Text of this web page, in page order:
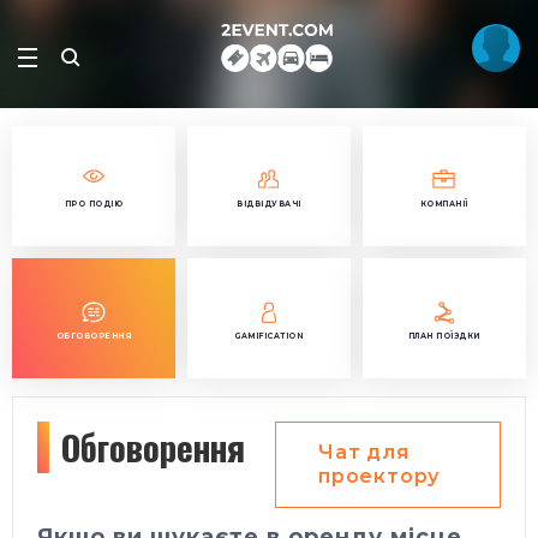
ПРО ПОДІЮ ВІДВІДУВАЧІ КОМПАНІЇ
ОБГОВОРЕННЯ GAMIFICATION ПЛАН ПОЇЗДКИ
Обговорення
Чат для
проектору